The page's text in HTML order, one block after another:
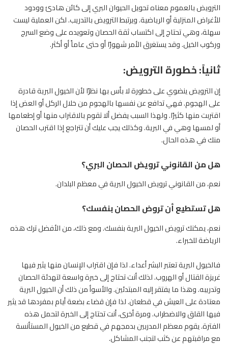
الترويض بالعموم معناه تحويل الحيوان البري إلى كائن هادئ وودود
للأغراض المنزلية أو الرياضية. ويرتبط الترويض بالتدريب. لكن العملية ليست
سهلة، وهي تحتاج إلى اكتساب ثقة الحصان وتعويده على وضع السرج
وركوب الخيل. وقد يستغرق الأمر شهورًا أو حتى عاماً أو أكثر.
ثانياً: خطورة الترويض:
إن الترويض ينضوي على خطورة لا بأس بها نظرًا لأنالخيولالبرية قادرة
على الهجوم. فهي تدافع عن نفسها بالهجوم من خلال الركل أو العض إذا
اقتربت منها كثيرًا. ولهذا السبب يفضل ألا تقوم بالاقتراب منها أو إطعامها
أو لمسها وهي في البرية. وكذلك يجب عليك أن تتراجع إذا اقترب الحصان
منك في هذه الحال.
هل من القانوني ترويض الحصان البري؟
نعم، من القانوني ترويض الخيول البرية في معظم البلدان.
هل تستطيع أن تروض الحصان بنفسك؟
نعم، يمكنك ترويض الخيول البرية بنفسك. ومع ذلك، من الأفضل ترك هذه
الرياضة للخبراء.
فالخيول البرية تعتبر البشر أعداء. لذا فإن اقتراب الإنسان منها يثير فيها
غريزة القتال أو الهروب. لذلك أنت تحتاج إلى خبرة واسعة لتهدئة الحصان
وتدريبه. وهذا ما يفتقر إليه المبتدئين. والأسوأ من ذلك أنالخيولالبرية
معتادة على العيش في قطعان. لذا فإن قضاء بضعة أيام بمفردها قد يثير
فيها القلق والاضطراب. ومرة ​​أخرى، أنت تحتاج إلى الخبرة لتحمل هذه
الفترة. يقوم معظم المدربين بدمجهم في قطيع من الخيول المستأنسة
مع مراقبتهم عن كثب لتجنب المشاكل.